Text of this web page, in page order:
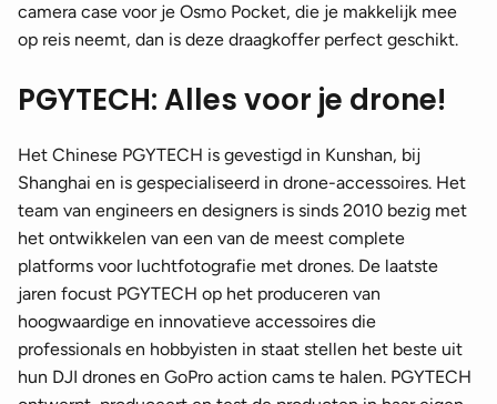
camera case voor je Osmo Pocket, die je makkelijk mee
op reis neemt, dan is deze draagkoffer perfect geschikt.
PGYTECH: Alles voor je drone!
Het Chinese PGYTECH is gevestigd in Kunshan, bij
Shanghai en is gespecialiseerd in drone-accessoires. Het
team van engineers en designers is sinds 2010 bezig met
het ontwikkelen van een van de meest complete
platforms voor luchtfotografie met drones. De laatste
jaren focust PGYTECH op het produceren van
hoogwaardige en innovatieve accessoires die
professionals en hobbyisten in staat stellen het beste uit
hun DJI drones en GoPro action cams te halen. PGYTECH